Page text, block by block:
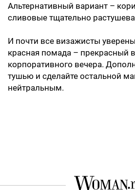
Альтернативный вариант –
сливовые тщательно
И почти все визажисты
красная помада – прекрасный
корпоративного вечера.
тушью и сделайте остальной
нейтральным.